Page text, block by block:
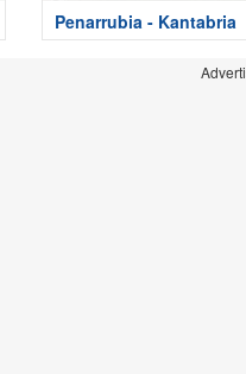
Penarrubia - Kantabria